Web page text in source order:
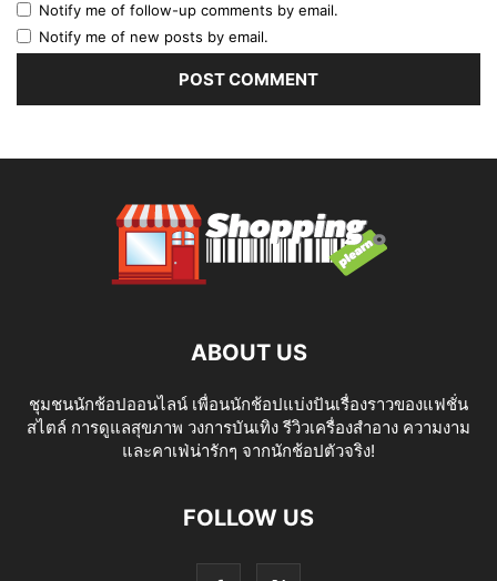
Notify me of follow-up comments by email.
Notify me of new posts by email.
ABOUT US
ชุมชนนักช้อปออนไลน์ เพื่อนนักช้อปแบ่งปันเรื่องราวของแฟชั่น
สไตล์ การดูแลสุขภาพ วงการบันเทิง รีวิวเครื่องสำอาง ความงาม
และคาเฟ่น่ารักๆ จากนักช้อปตัวจริง!
FOLLOW US